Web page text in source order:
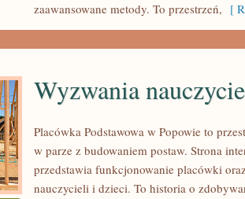
zaawansowane metody. To przestrzeń, [
Wyzwania
Placówka Podstawowa w Popowie to
w parze z budowaniem postaw. Strona
przedstawia funkcjonowanie placówki
nauczycieli i dzieci. To historia o